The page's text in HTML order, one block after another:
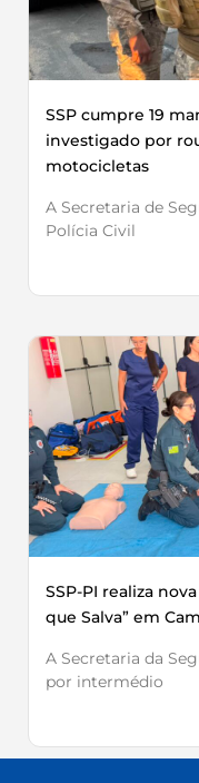
SSP cumpre 19
investigado por
motocicletas
A Secretaria de
Polícia Civil
SSP-PI realiza
que Salva” em
A Secretaria da
por intermédio